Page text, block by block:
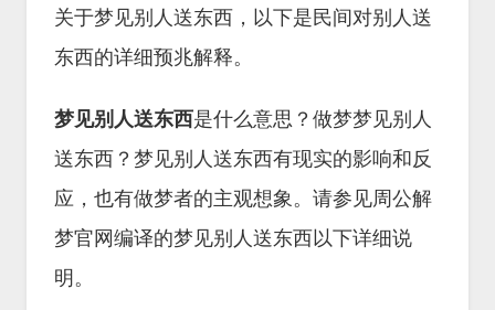
关于梦见别人送东西，以下是民间对别人送
东西的详细预兆解释。
梦见别人送东西是什么意思？做梦梦见别人
送东西？梦见别人送东西有现实的影响和反
应，也有做梦者的主观想象。请参见周公解
梦官网编译的梦见别人送东西以下详细说
明。